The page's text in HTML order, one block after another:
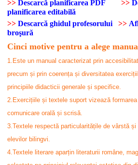
>> Descarcă planificarea PDF >>
planificarea editabilă
>> Descarcă ghidul profesorului >>
broşură
Cinci motive pentru a alege
1.Este un manual caracterizat prin
precum și prin coerența și diversitatea
principiile didacticii generale și specifice.
2.Exercițiile și textele suport vizează
comunicare orală și scrisă.
3.Textele respectă particularitățile de vârstă
elevilor bilingvi.
4.Textele literare aparțin literaturii române,